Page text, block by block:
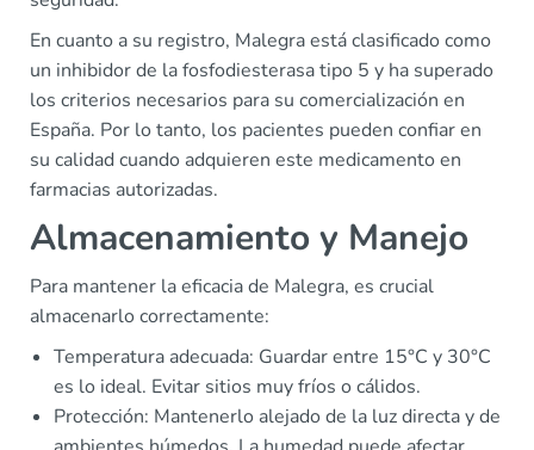
En cuanto a su registro, Malegra está clasificado como
un inhibidor de la fosfodiesterasa tipo 5 y ha superado
los criterios necesarios para su comercialización en
España. Por lo tanto, los pacientes pueden confiar en
su calidad cuando adquieren este medicamento en
farmacias autorizadas.
Almacenamiento y Manejo
Para mantener la eficacia de Malegra, es crucial
almacenarlo correctamente:
Temperatura adecuada: Guardar entre 15°C y 30°C
es lo ideal. Evitar sitios muy fríos o cálidos.
Protección: Mantenerlo alejado de la luz directa y de